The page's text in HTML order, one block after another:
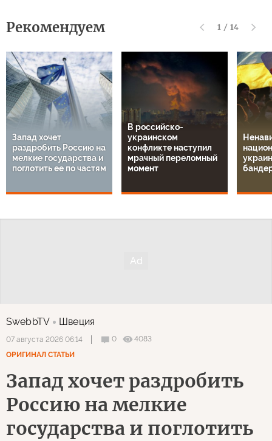
Рекомендуем 1 / 14
Запад хочет
раздробить Россию на
мелкие государства и
поглотить ее по частям
В российско-
украинском
конфликте наступил
мрачный переломный
момент
SwebbTV Швеция
07 августа 2026 06:14 0
4083
ОРИГИНАЛ СТАТЬИ
Запад хочет раздробить
Россию на мелкие
государства и поглотить